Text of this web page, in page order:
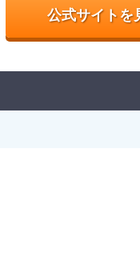
公式サイトを